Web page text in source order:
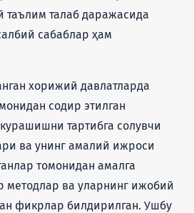
таълим талаб даражасида
сабаблар ҳам
хорижий давлатларда
содир этилган
тартибга солувчи
ва унинг амалий ижроси
томонидан амалга
методлар ва уларнинг ижобий
фикрлар билдирилган. Ушбу